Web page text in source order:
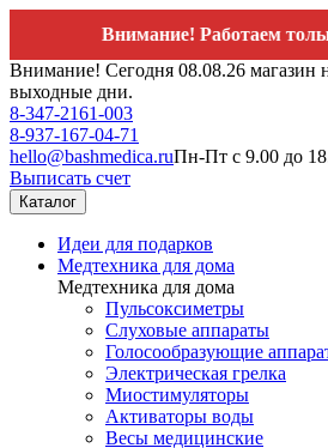
Внимание! Работаем только с
Внимание! Сегодня 08.08.26 магазин
выходные дни.
8-347-2161-003
8-937-167-04-71
hello@bashmedica.ruПн-Пт с 9.00 до
Выписать счет
Каталог
Идеи для подарков
Медтехника для дома
Медтехника для дома
Пульсоксиметры
Слуховые аппараты
Голосообразующие
Электрическая грелка
Миостимуляторы
Активаторы воды
Весы медицинские